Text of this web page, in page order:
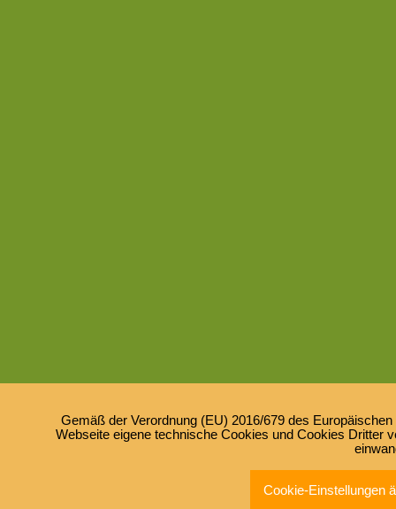
Gemäß der Verordnung (EU) 2016/679 des
Webseite eigene technische Cookies und Cookies Dritter
Cookie-Einstellungen